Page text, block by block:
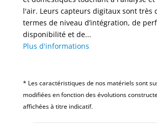
l'air. Leurs capteurs digitaux sont très
termes de niveau d’intégration, de
disponibilité et de...
Plus d'informations
* Les caractéristiques de nos matériels sont
modifiées en fonction des évolutions
affichées à titre indicatif.